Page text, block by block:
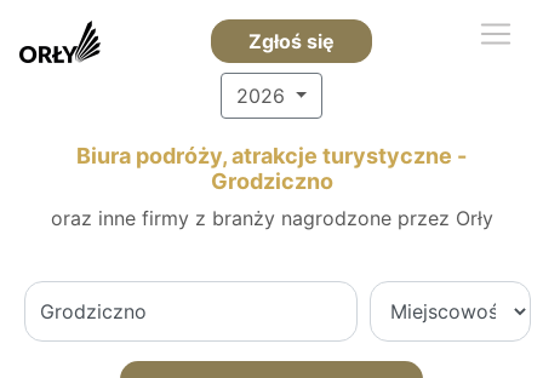
Zgłoś się
2026
Biura podróży, atrakcje turystyczne -
Grodziczno
oraz inne firmy z branży nagrodzone przez Orły